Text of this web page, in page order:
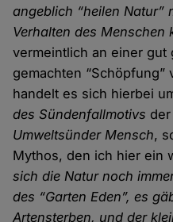
angeblich “heilen Natur”
Verhalten des Menschen
vermeintlich an einer gut
gemachten “Schöpfung”
handelt es sich hierbei
des Sündenfallmotivs
Umweltsünder Mensch,
Mythos, den ich hier ein
sich die Natur noch
des “Garten Eden”, es
Artensterben, und der